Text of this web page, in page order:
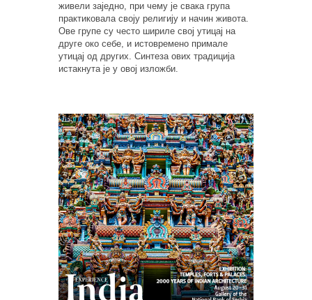
живели заједно, при чему је свака група
практиковала своју религију и начин живота.
Ове групе су често шириле свој утицај на
друге око себе, и истовремено примале
утицај од других. Синтеза ових традиција
истакнута је у овој изложби.